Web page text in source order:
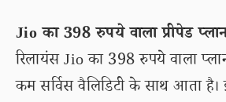
Jio का 398 रुपये वाला प्रीपेड
रिलायंस Jio का 398 रुपये वाला
कम सर्विस वैलिडिटी के साथ आता